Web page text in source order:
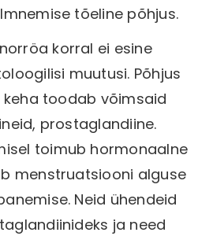
tõeline põhjus.
korral ei esine
muutusi. Põhjus
keha toodab võimsaid
prostaglandiine.
toimub hormonaalne
menstruatsiooni alguse
Neid ühendeid
ja need